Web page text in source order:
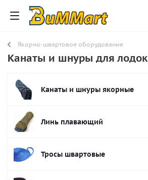
Якорно-швартовое оборудование
Канаты и шнуры для лодок
Канаты и шнуры якорные
Линь плавающий
Тросы швартовые